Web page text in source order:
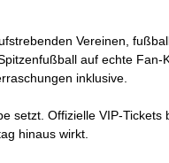
Vereinen,
auf echte Fan-
inklusive.
setzt. Offizielle VIP-Tickets
hinaus wirkt.